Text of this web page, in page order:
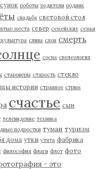
роботы родители родник
свадьба световой стол
места север семейские семья
слива слон смерть
сосна спелеология
староверы старость стекло
истории странное стрим
счастье сын
телевидение техника
подростки туман туризм
дома утки утята фабрика
философия флаги флот фото
- это